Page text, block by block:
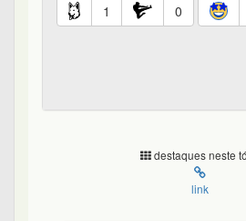
1 0
destaques neste
link